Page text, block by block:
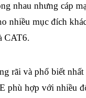
nhau nhưng cáp
nhiều mục đích
CAT6.
rãi và phổ biết
phù hợp với nhiều